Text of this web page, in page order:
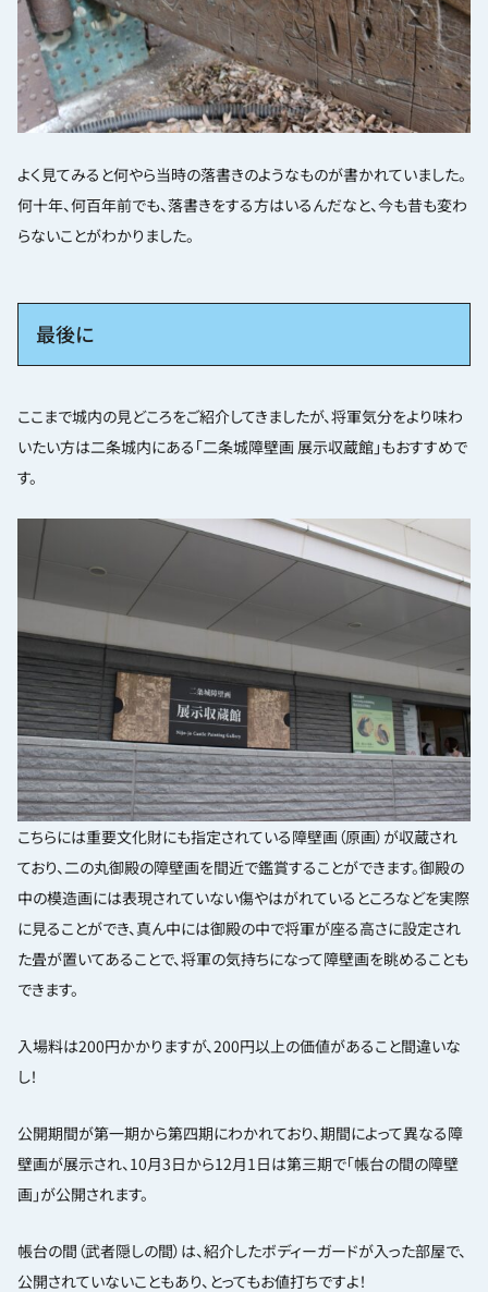
よく見てみると何やら当時の落書きのようなものが書かれていました。
何十年、何百年前でも、落書きをする方はいるんだなと、今も昔も変わ
らないことがわかりました。
最後に
ここまで城内の見どころをご紹介してきましたが、将軍気分をより味わ
いたい方は二条城内にある「二条城障壁画 展示収蔵館」もおすすめで
す。
こちらには重要文化財にも指定されている障壁画（原画）が収蔵され
ており、二の丸御殿の障壁画を間近で鑑賞することができます。御殿の
中の模造画には表現されていない傷やはがれているところなどを実際
に見ることができ、真ん中には御殿の中で将軍が座る高さに設定され
た畳が置いてあることで、将軍の気持ちになって障壁画を眺めることも
できます。
入場料は200円かかりますが、200円以上の価値があること間違いな
し！
公開期間が第一期から第四期にわかれており、期間によって異なる障
壁画が展示され、10月3日から12月1日は第三期で「帳台の間の障壁
画」が公開されます。
帳台の間（武者隠しの間）は、紹介したボディーガードが入った部屋で、
公開されていないこともあり、とってもお値打ちですよ！